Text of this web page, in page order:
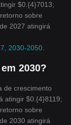
$0.{4}7013;
sobre
2027 atingirá
2030-2050
2030?
de crescimento
atingir $0.{4}8119;
sobre
2030 atingirá